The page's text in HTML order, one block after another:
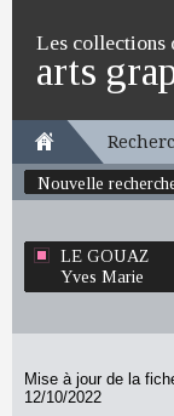
Les collections
arts
Nouvelle
LE GOUAZ
Yves Marie
Mise à jour de la
12/10/2022